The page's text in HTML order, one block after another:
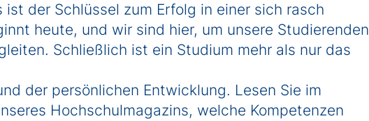
der Schlüssel zum Erfolg in einer sich rasch
heute, und wir sind hier, um unsere Studierenden
Schließlich ist ein Studium mehr als nur das
der persönlichen Entwicklung. Lesen Sie im
Hochschulmagazins, welche Kompetenzen